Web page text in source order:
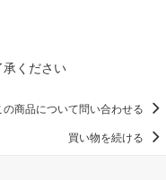
ください
の商品について問い合わせる
買い物を続ける